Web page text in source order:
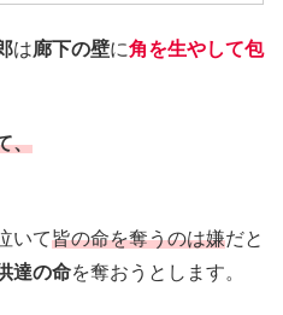
は廊下の壁に角を生やして包
、
いて皆の命を奪うのは嫌だと
達の命を奪おうとします。